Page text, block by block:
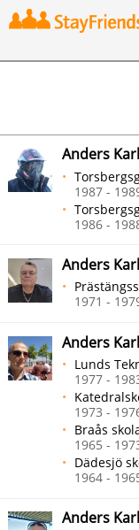
Sök
Anders
1987 -
1986 -
Anders
1971 -
Anders
Lunds
1977 -
1973 -
Braås
1965 -
Dädesjö
1964 -
Anders